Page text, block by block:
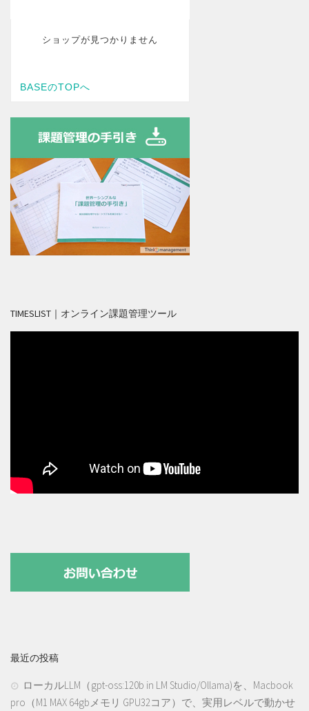
TIMESLIST｜オンライン課題管理ツール
最近の投稿
ローカルLLM（gpt-oss:120b in LM Studio/Ollama)を、Macbook
pro（M1 MAX 64gbメモリ GPU32コア）で、実用レベルで動かせ